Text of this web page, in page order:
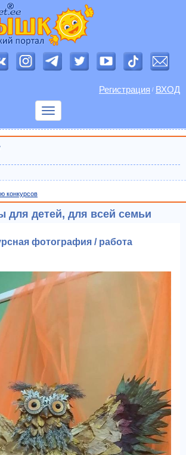
Регистрация / ВХОД
Показать
конкурсов
для детей, для всей семьи
фотография / работа